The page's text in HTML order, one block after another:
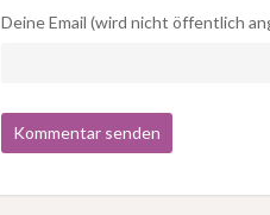
Deine Email (wird nicht öffentlich